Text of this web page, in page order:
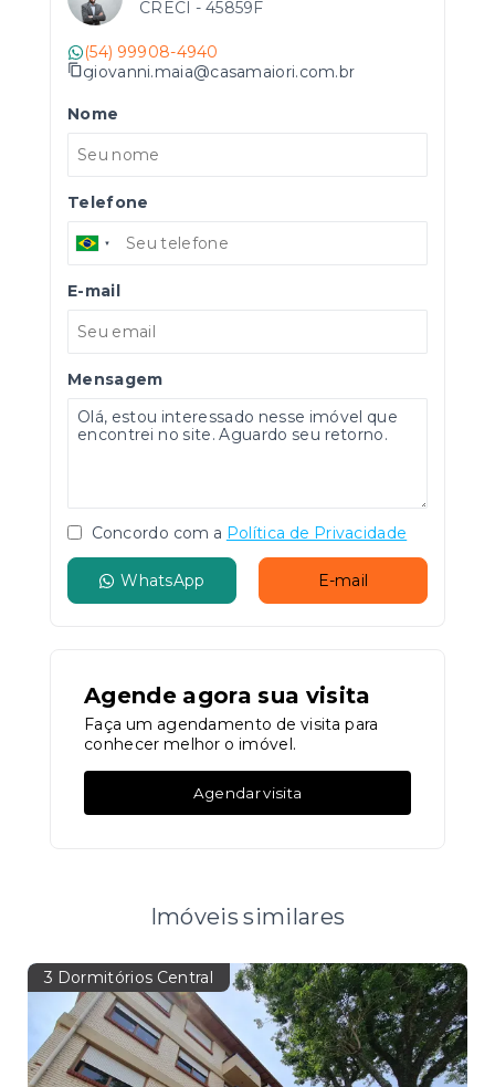
CRECI - 45859F
(54) 99908-4940
giovanni.maia@casamaiori.com.br
Nome
Telefone
E-mail
Mensagem
Concordo com a Política de Privacidade
WhatsApp E-mail
Agende agora sua visita
Faça um agendamento de visita para
conhecer melhor o imóvel.
Agendar visita
Imóveis similares
3 Dormitórios Central